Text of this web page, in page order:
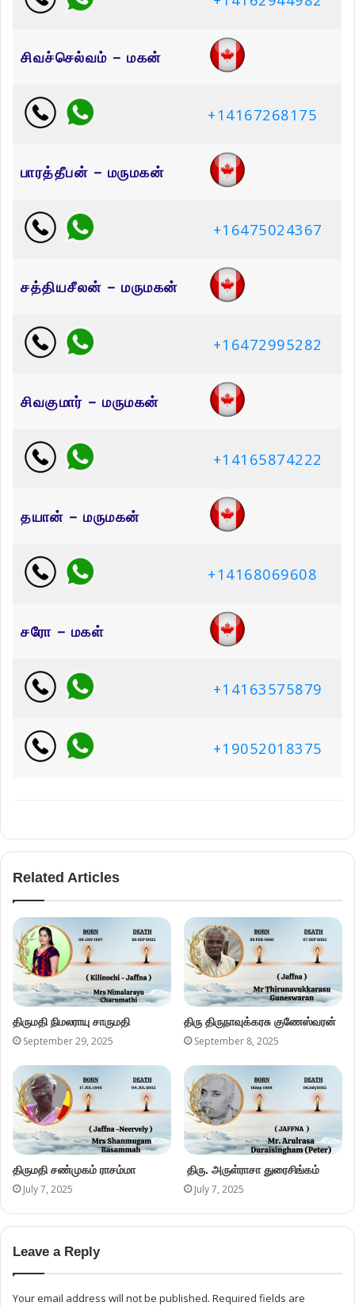
சிவச்செல்வம் – மகன்
+14167268175
பாரத்தீபன் – மருமகன்
+16475024367
சத்தியசீலன் – மருமகன்
+16472995282
சிவகுமார் – மருமகன்
+14165874222
தயான் – மருமகன்
+14168069608
சரோ – மகள்
+14163575879
+19052018375
Related Articles
திருமதி நிமலராயு சாருமதி
September 29, 2025
திரு திருநாவுக்கரசு குணேஸ்வரன்
September 8, 2025
திருமதி சண்முகம் ராசம்மா
July 7, 2025
திரு. அருள்ராசா துரைசிங்கம்
July 7, 2025
Leave a Reply
Your email address will not be published. Required fields are